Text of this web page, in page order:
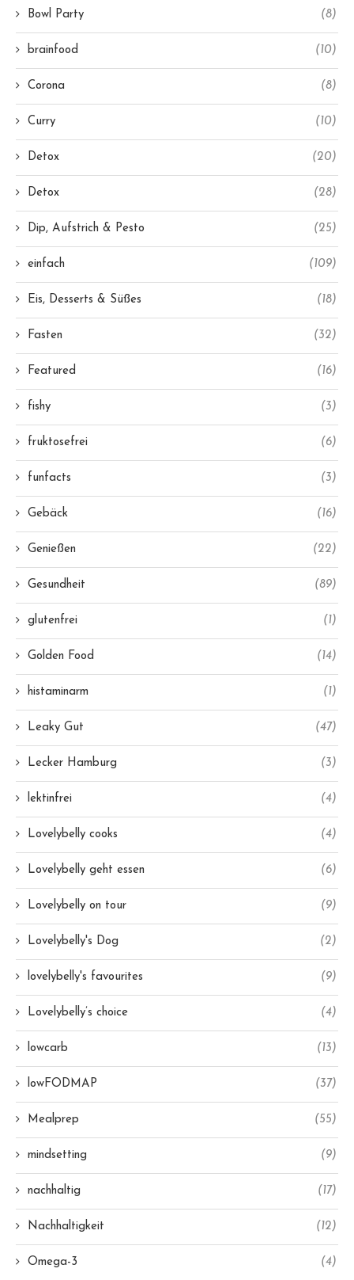
Bowl Party (8)
brainfood (10)
Corona (8)
Curry (10)
Detox (20)
Detox (28)
Dip, Aufstrich & Pesto (25)
einfach (109)
Eis, Desserts & Süßes (18)
Fasten (32)
Featured (16)
fishy (3)
fruktosefrei (6)
funfacts (3)
Gebäck (16)
Genießen (22)
Gesundheit (89)
glutenfrei (1)
Golden Food (14)
histaminarm (1)
Leaky Gut (47)
Lecker Hamburg (3)
lektinfrei (4)
Lovelybelly cooks (4)
Lovelybelly geht essen (6)
Lovelybelly on tour (9)
Lovelybelly's Dog (2)
lovelybelly's favourites (9)
Lovelybelly’s choice (4)
lowcarb (13)
lowFODMAP (37)
Mealprep (55)
mindsetting (9)
nachhaltig (17)
Nachhaltigkeit (12)
Omega-3 (4)